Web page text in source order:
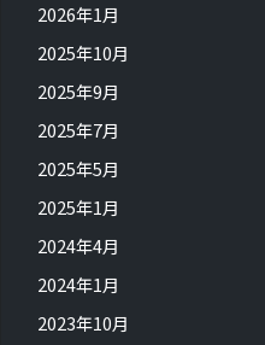
2026年1月
2025年10月
2025年9月
2025年7月
2025年5月
2025年1月
2024年4月
2024年1月
2023年10月